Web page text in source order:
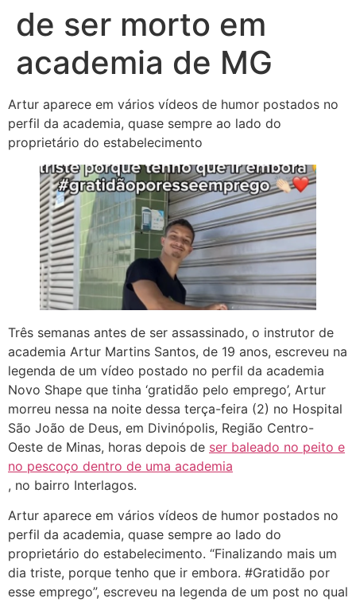
de ser morto em
academia de MG
Artur aparece em vários vídeos de humor postados no
perfil da academia, quase sempre ao lado do
proprietário do estabelecimento
Três semanas antes de ser assassinado, o instrutor de
academia Artur Martins Santos, de 19 anos, escreveu na
legenda de um vídeo postado no perfil da academia
Novo Shape que tinha ‘gratidão pelo emprego’, Artur
morreu nessa na noite dessa terça-feira (2) no Hospital
São João de Deus, em Divinópolis, Região Centro-
Oeste de Minas, horas depois de ser baleado no peito e
no pescoço dentro de uma academia
, no bairro Interlagos.
Artur aparece em vários vídeos de humor postados no
perfil da academia, quase sempre ao lado do
proprietário do estabelecimento. “Finalizando mais um
dia triste, porque tenho que ir embora. #Gratidão por
esse emprego”, escreveu na legenda de um post no qual